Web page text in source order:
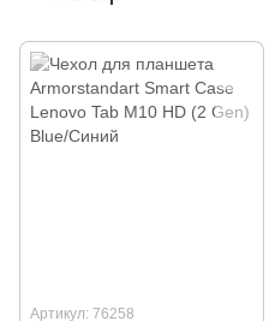
Артикул: 76258